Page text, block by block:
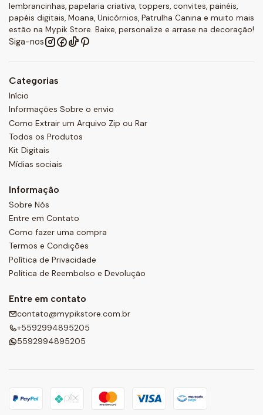
lembrancinhas, papelaria criativa, toppers, convites, painéis,
papéis digitais, Moana, Unicórnios, Patrulha Canina e muito mais
estão na Mypik Store. Baixe, personalize e arrase na decoração!
Siga-nos
Categorias
Início
Informações Sobre o envio
Como Extrair um Arquivo Zip ou Rar
Todos os Produtos
Kit Digitais
Mídias sociais
Informação
Sobre Nós
Entre em Contato
Como fazer uma compra
Termos e Condições
Política de Privacidade
Política de Reembolso e Devolução
Entre em contato
contato@mypikstore.com.br
+5592994895205
5592994895205